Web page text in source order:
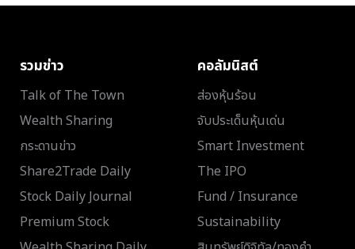
รวมข่าว
Talk of The Town
Wealth Sharing
กระดานข่าว
Share2Trade Daily
Stock Daily Journal
Premium Stock
คอลัมนิสต์
ส่องหุ้นร้อน
จับประเด็นหุ้นเด่น
Smart Investment
The IPO
Fund / Insurance
Sustainability